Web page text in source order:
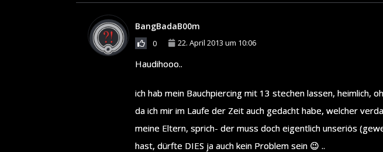
BangBadaB00m
0 22. April 2013 um 10:06
Haudihooo..
ich hab mein Bauchpiercing mit 13 stechen lassen, heimlich,
da ich mir im Laufe der Zeit auch gedacht habe, welcher
meine Eltern, sprich- der muss doch eigentlich unseriös
hast, dürfte DIES ja auch kein Problem sein 😉 ..